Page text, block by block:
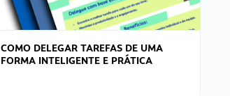
COMO DELEGAR TAREFAS DE UMA
FORMA INTELIGENTE E PRÁTICA